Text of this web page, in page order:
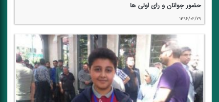
حضور جوانان و رای اولی ها
۱۳۹۶/۰۲/۲۹